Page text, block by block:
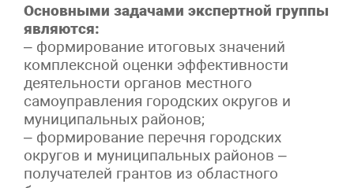
Основными задачами экспертной группы
являются:
– формирование итоговых значений
комплексной оценки эффективности
деятельности органов местного
самоуправления городских округов и
муниципальных районов;
– формирование перечня городских
округов и муниципальных районов –
получателей грантов из областного